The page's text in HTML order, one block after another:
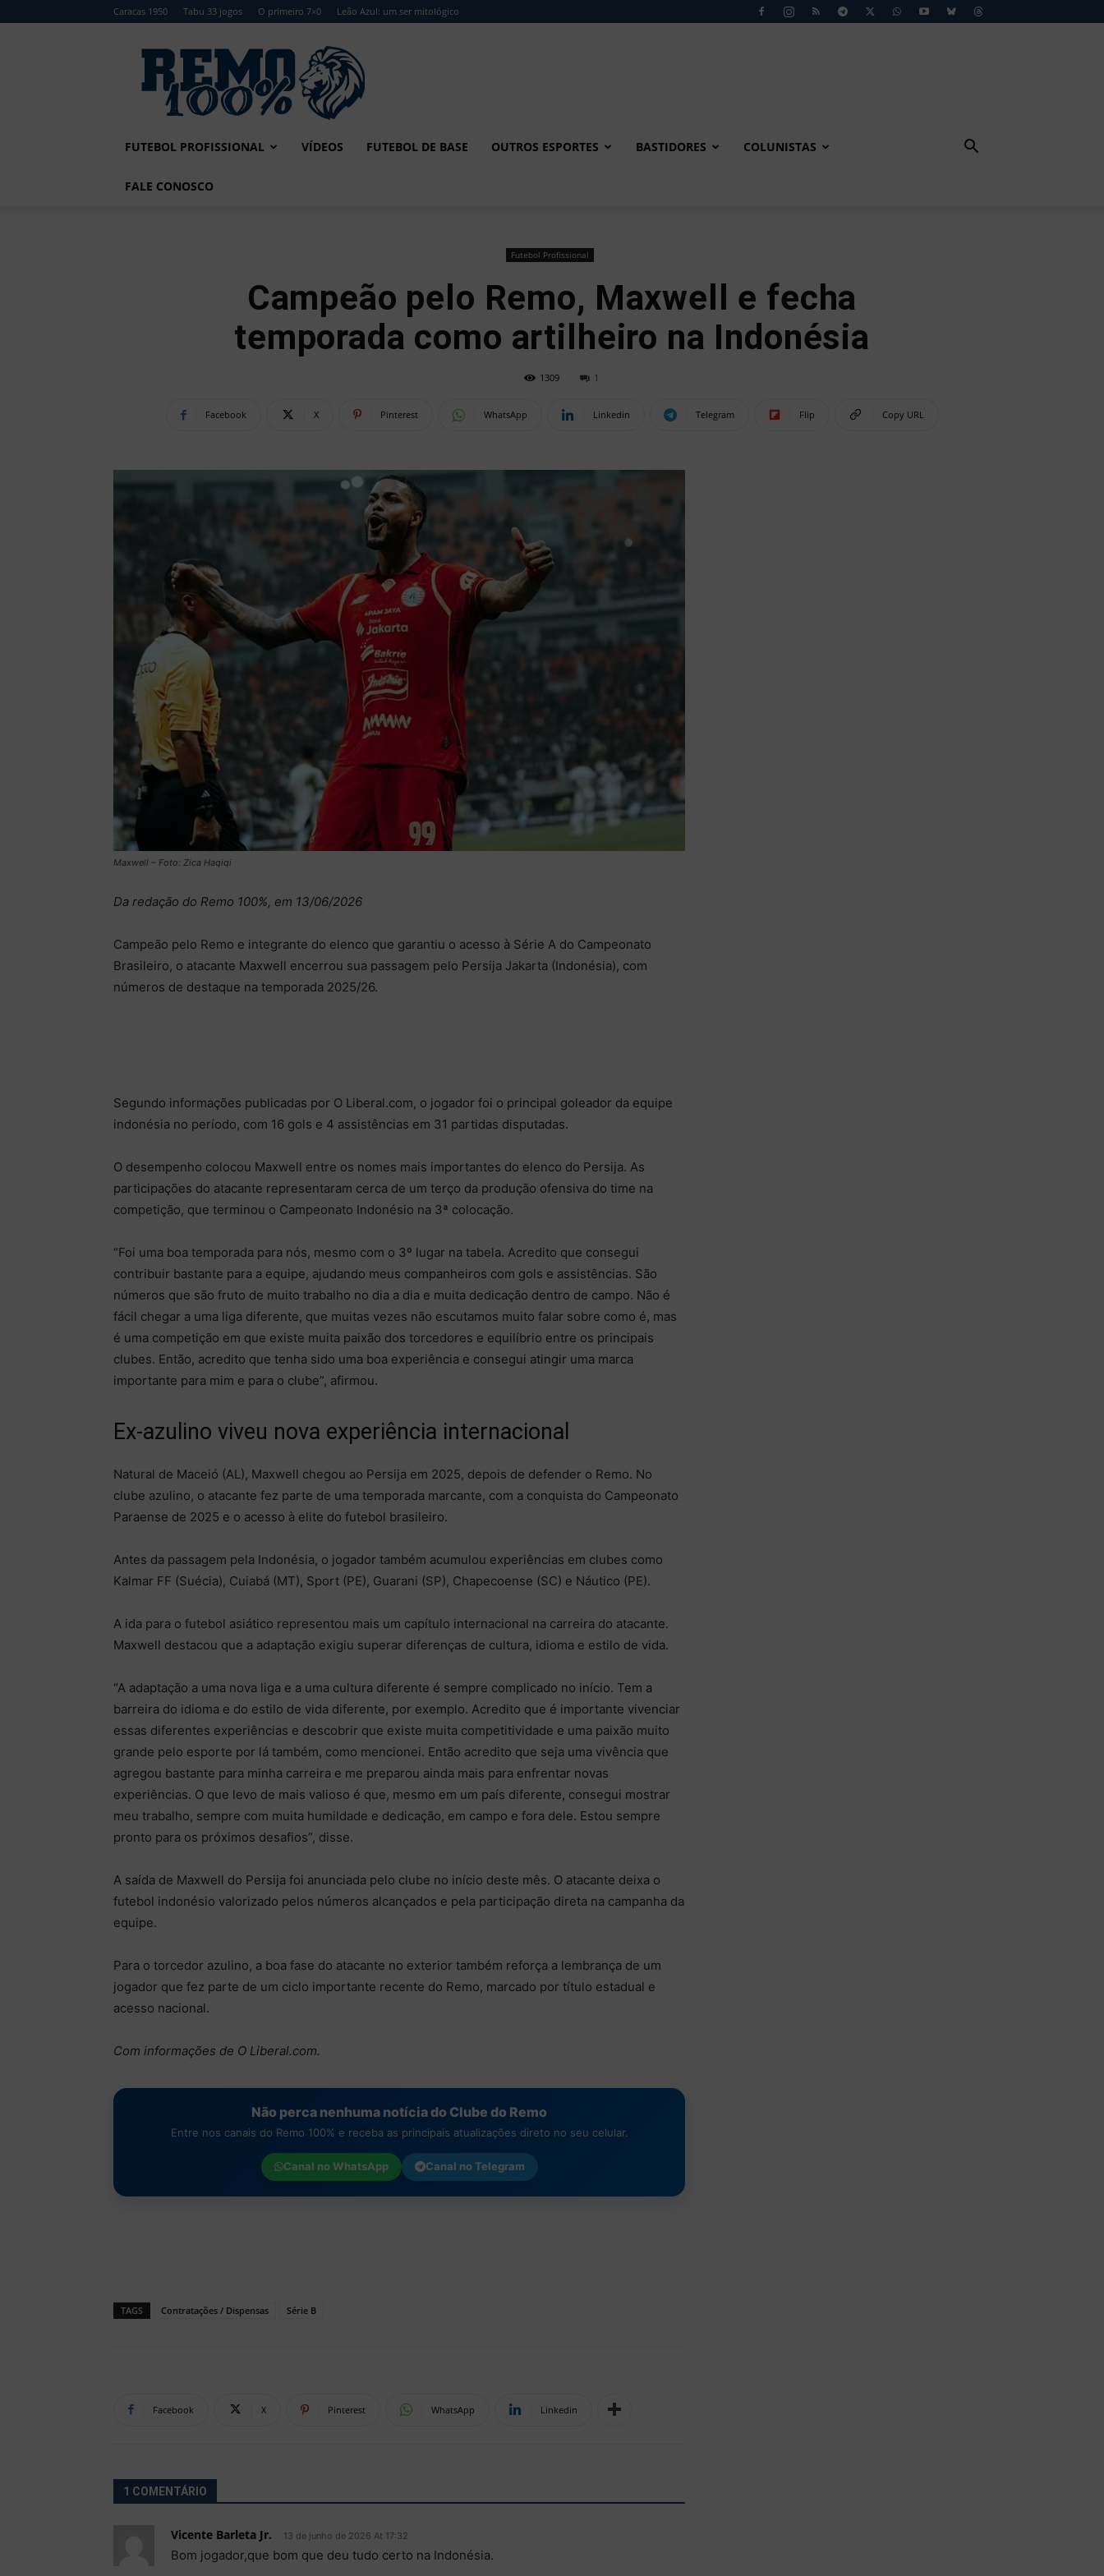
Caracas 1950 Tabu 33 jogos O primeiro 7×0 Leão Azul: um ser mitológico
Remo
FUTEBOL PROFISSIONAL VÍDEOS FUTEBOL DE BASE OUTROS ESPORTES BASTIDORES COLUNISTAS
FALE CONOSCO
Futebol Profissional
Campeão pelo Remo, Maxwell e fecha
temporada como artilheiro na Indonésia
1309 1
Facebook X Pinterest WhatsApp Linkedin Telegram Flip Copy URL
Maxwell – Foto: Zica Haqiqi
Da redação do Remo 100%, em 13/06/2026
Campeão pelo Remo e integrante do elenco que garantiu o acesso à Série A do Campeonato
Brasileiro, o atacante Maxwell encerrou sua passagem pelo Persija Jakarta (Indonésia), com
números de destaque na temporada 2025/26.
Segundo informações publicadas por O Liberal.com, o jogador foi o principal goleador da equipe
indonésia no período, com 16 gols e 4 assistências em 31 partidas disputadas.
O desempenho colocou Maxwell entre os nomes mais importantes do elenco do Persija. As
participações do atacante representaram cerca de um terço da produção ofensiva do time na
competição, que terminou o Campeonato Indonésio na 3ª colocação.
“Foi uma boa temporada para nós, mesmo com o 3º lugar na tabela. Acredito que consegui
contribuir bastante para a equipe, ajudando meus companheiros com gols e assistências. São
números que são fruto de muito trabalho no dia a dia e muita dedicação dentro de campo. Não é
fácil chegar a uma liga diferente, que muitas vezes não escutamos muito falar sobre como é, mas
é uma competição em que existe muita paixão dos torcedores e equilíbrio entre os principais
clubes. Então, acredito que tenha sido uma boa experiência e consegui atingir uma marca
importante para mim e para o clube”, afirmou.
Ex-azulino viveu nova experiência internacional
Natural de Maceió (AL), Maxwell chegou ao Persija em 2025, depois de defender o Remo. No
clube azulino, o atacante fez parte de uma temporada marcante, com a conquista do Campeonato
Paraense de 2025 e o acesso à elite do futebol brasileiro.
Antes da passagem pela Indonésia, o jogador também acumulou experiências em clubes como
Kalmar FF (Suécia), Cuiabá (MT), Sport (PE), Guarani (SP), Chapecoense (SC) e Náutico (PE).
A ida para o futebol asiático representou mais um capítulo internacional na carreira do atacante.
Maxwell destacou que a adaptação exigiu superar diferenças de cultura, idioma e estilo de vida.
“A adaptação a uma nova liga e a uma cultura diferente é sempre complicado no início. Tem a
barreira do idioma e do estilo de vida diferente, por exemplo. Acredito que é importante vivenciar
essas diferentes experiências e descobrir que existe muita competitividade e uma paixão muito
grande pelo esporte por lá também, como mencionei. Então acredito que seja uma vivência que
agregou bastante para minha carreira e me preparou ainda mais para enfrentar novas
experiências. O que levo de mais valioso é que, mesmo em um país diferente, consegui mostrar
meu trabalho, sempre com muita humildade e dedicação, em campo e fora dele. Estou sempre
pronto para os próximos desafios”, disse.
A saída de Maxwell do Persija foi anunciada pelo clube no início deste mês. O atacante deixa o
futebol indonésio valorizado pelos números alcançados e pela participação direta na campanha da
equipe.
Para o torcedor azulino, a boa fase do atacante no exterior também reforça a lembrança de um
jogador que fez parte de um ciclo importante recente do Remo, marcado por título estadual e
acesso nacional.
Com informações de O Liberal.com.
Não perca nenhuma notícia do Clube do Remo
Entre nos canais do Remo 100% e receba as principais atualizações direto no seu celular.
Canal noWhatsApp Canal noTelegram
TAGS Contratações / Dispensas Série B
Facebook X Pinterest WhatsApp Linkedin
1 COMENTÁRIO
Vicente Barleta Jr. 13 de junho de 2026 At 17:32
Bom jogador,que bom que deu tudo certo na Indonésia.